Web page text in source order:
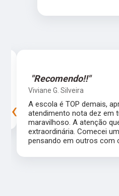
"Recomendo!!"
Viviane G. Silveira
A escola é TOP demais,
atendimento nota dez em
maravilhoso. A atenção
extraordinária. Comecei
pensando em outros com
‹